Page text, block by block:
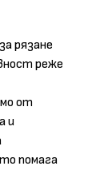
рязане
реже
от
и
помага